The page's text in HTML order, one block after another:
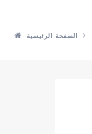
الصفحة الرئيسية